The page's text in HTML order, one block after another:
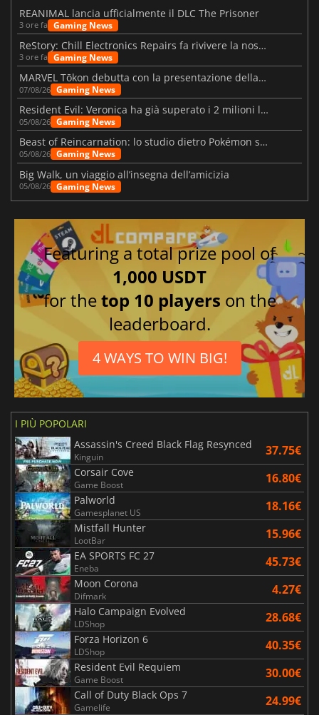
REANIMAL lancia ufficialmente il DLC The Prisoner
3 ore fa Gaming News
ReStory: Chill Electronics Repairs fa rivivere la nostalgia degli anni 2000
3 ore fa Gaming News
MARVEL Tōkon debutta con la presentazione della roadmap per il primo anno
07/08/26 Gaming News
Resident Evil: Veronica ha già superato i 2 milioni liste dei desideri
05/08/26 Gaming News
Beast of Reincarnation: lo studio dietro Pokémon su una nuova strada
05/08/26 Gaming News
Big Walk, un viaggio all’insegna dell’amicizia
05/08/26 Gaming News
Featuring a total prize pool of
1,000 USDT
for thetop 10 players on the
leaderboard.
4 WAYS TO WIN BIG!
I PIÙ POPOLARI
Assassin's Creed Black Flag Resynced
Kinguin 37.75€
Corsair Cove
Game Boost 16.80€
Palworld
Gamesplanet US 18.16€
Mistfall Hunter
LootBar 15.96€
EA SPORTS FC 27
Eneba 45.73€
Moon Corona
Difmark 4.27€
Halo Campaign Evolved
LDShop 28.68€
Forza Horizon 6
LDShop 40.35€
Resident Evil Requiem
Game Boost 30.00€
Call of Duty Black Ops 7
Gamelife 24.99€